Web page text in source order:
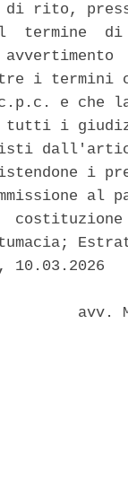
di rito,
termine  di
i termini
e che
tutti i
i
al
10.03.2026
avv.